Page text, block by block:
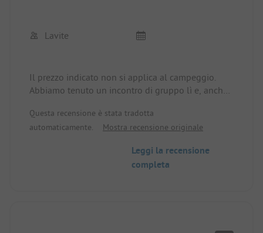
Lavite
Il prezzo indicato non si applica al campeggio.
Abbiamo tenuto un incontro di gruppo lì e, anche
pagare 30 euro /notte per veicolo (ognuno
occupato da una persona). Quindi 60 euro per
docce (fatturate al minuto, più elettricità.
Questa recensione è stata tradotta
automaticamente.
Mostra recensione originale
Leggi la recensione
completa